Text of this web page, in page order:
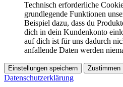
Technisch erforderliche
grundlegende Funktionen
Beispiel dazu, dass du
dich in dein Kundenkonto
auf dich ist für uns dadurch
anfallende Daten werden
Einstellungen speichern Zustimmen
Datenschutzerklärung